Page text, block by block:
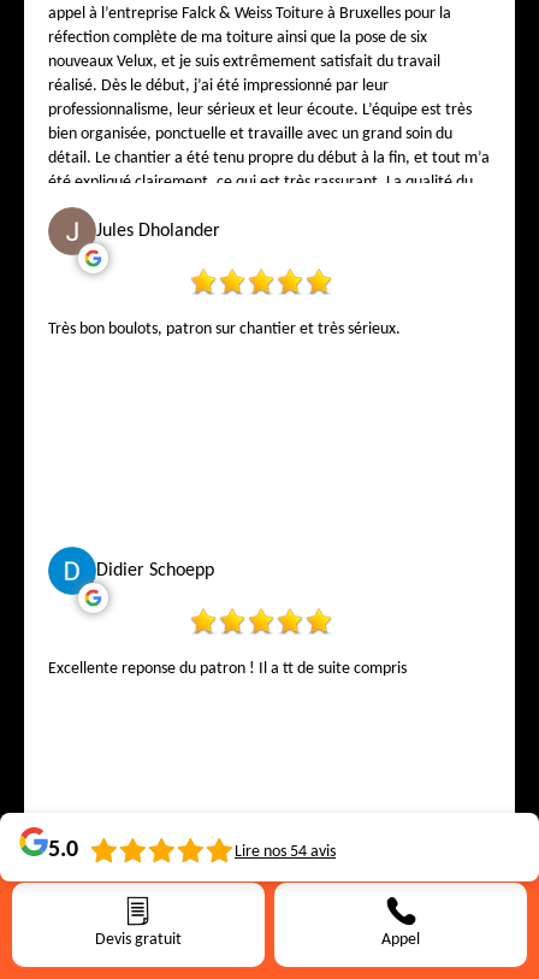
Devis gratuit Appel
appel à l’entreprise Falck & Weiss Toiture à Bruxelles pour la
réfection complète de ma toiture ainsi que la pose de six
nouveaux Velux, et je suis extrêmement satisfait du travail
réalisé. Dès le début, j’ai été impressionné par leur
professionnalisme, leur sérieux et leur écoute. L’équipe est très
bien organisée, ponctuelle et travaille avec un grand soin du
détail. Le chantier a été tenu propre du début à la fin, et tout m’a
été expliqué clairement, ce qui est très rassurant. La qualité du
travail est remarquable : la toiture est parfaitement réalisée et
les Velux sont posés avec une finition impeccable, apportant une
magnifique luminosité à la maison. On sent immédiatement le
savoir-faire d’une entreprise expérimentée et reconnue à
couverts par une garantie décennale de 15 ans, ce qui apporte
travail exceptionnel.
Jules Dholander
Très bon boulots, patron sur chantier et très sérieux.
Didier Schoepp
Excellente reponse du patron ! Il a tt de suite compris
Jeremy Maquet
5.0 Lire nos 54 avis